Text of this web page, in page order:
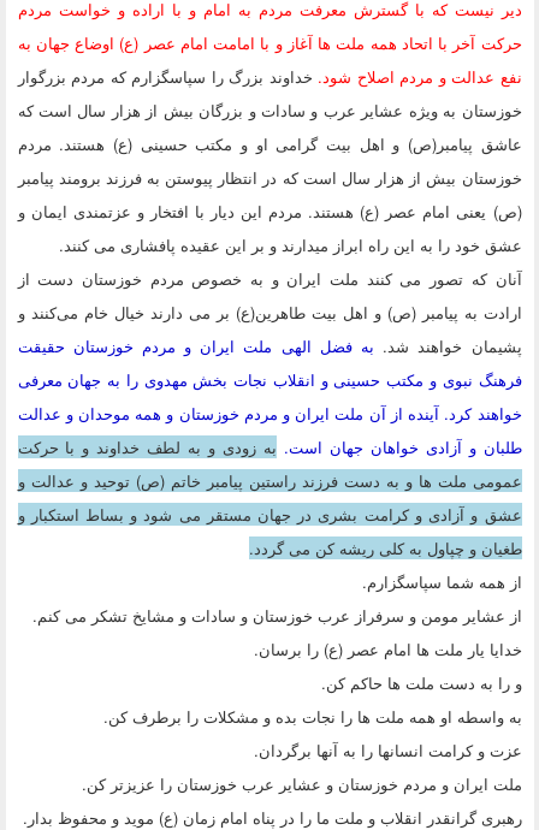
دیر نیست که با گسترش معرفت مردم به امام و با اراده و خواست مردم
حرکت آخر با اتحاد همه ملت ها آغاز و با امامت امام عصر (ع) اوضاع جهان به
نفع عدالت و مردم اصلاح شود. خداوند بزرگ را سپاسگزارم که مردم بزرگوار
خوزستان به ویژه عشایر عرب و سادات و بزرگان بیش از هزار سال است که
عاشق پیامبر(ص) و اهل بیت گرامی او و مکتب حسینی (ع) هستند. مردم
خوزستان بیش از هزار سال است که در انتظار پیوستن به فرزند برومند پیامبر
(ص) یعنی امام عصر (ع) هستند. مردم این دیار با افتخار و عزتمندی ایمان و
عشق خود را به این راه ابراز میدارند و بر این عقیده پافشاری می کنند.
آنان که تصور می کنند ملت ایران و به خصوص مردم خوزستان دست از
ارادت به پیامبر (ص) و اهل بیت طاهرین(ع) بر می دارند خیال خام می‌کنند و
پشیمان خواهند شد. به فضل الهی ملت ایران و مردم خوزستان حقیقت
فرهنگ نبوی و مکتب حسینی و انقلاب نجات بخش مهدوی را به جهان معرفی
خواهند کرد. آینده از آن ملت ایران و مردم خوزستان و همه موحدان و عدالت
طلبان و آزادی خواهان جهان است. به زودی و به لطف خداوند و با حرکت
عمومی ملت ها و به دست فرزند راستین پیامبر خاتم (ص) توحید و عدالت و
عشق و آزادی و کرامت بشری در جهان مستقر می شود و بساط استکبار و
طغیان و چپاول به کلی ریشه کن می گردد.
از همه شما سپاسگزارم.
از عشایر مومن و سرفراز عرب خوزستان و سادات و مشایخ تشکر می کنم.
خدایا یار ملت ها امام عصر (ع) را برسان.
و را به دست ملت ها حاکم کن.
به واسطه او همه ملت ها را نجات بده و مشکلات را برطرف کن.
عزت و کرامت انسانها را به آنها برگردان.
ملت ایران و مردم خوزستان و عشایر عرب خوزستان را عزیز‌تر کن.
رهبری گرانقدر انقلاب و ملت ما را در پناه امام زمان (ع) موید و محفوظ بدار.